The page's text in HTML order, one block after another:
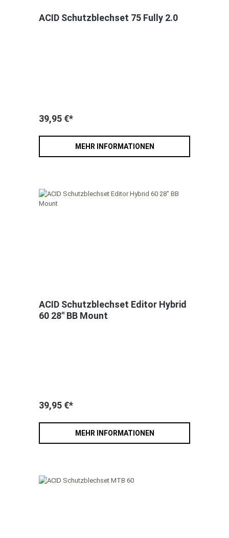
ACID Schutzblechset 75 Fully 2.0
39,95 €*
MEHR INFORMATIONEN
ACID Schutzblechset Editor Hybrid
60 28" BB Mount
39,95 €*
MEHR INFORMATIONEN